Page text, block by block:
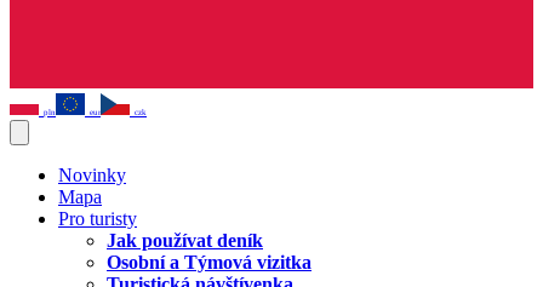
pln eur czk
Novinky
Mapa
Pro turisty
Jak používat deník
Osobní a Týmová vizitka